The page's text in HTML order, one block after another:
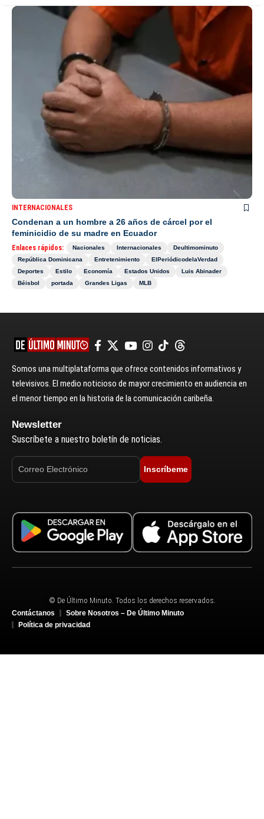
INTERNACIONALES
Condenan a un hombre a 26 años de cárcel por el
feminicidio de su madre en Ecuador
Enlaces rápidos: Nacionales Internacionales
Deultimominuto
República Dominicana
Entretenimiento
ElPeriódicodelaVerdad
Deportes
Estilo Economía Estados Unidos
Luis Abinader
Béisbol
portada Grandes Ligas MLB
Somos una multiplataforma que ofrece contenidos informativos y
televisivos. El medio noticioso de mayor crecimiento en audiencia en
el menor tiempo en la historia de la comunicación caribeña.
Newsletter
Suscríbete a nuestro boletín de noticias.
Inscríbeme
© De Último Minuto. Todos los derechos reservados.
Contáctanos
Sobre Nosotros – De Último Minuto
Política de privacidad